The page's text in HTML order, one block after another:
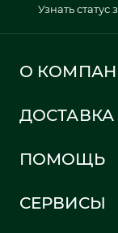
Узнать статус
О
Политика в
ДОСТАВКА
Информация о
Правила возврата
ПОМОЩЬ
Карта сайта
СЕРВИСЫ